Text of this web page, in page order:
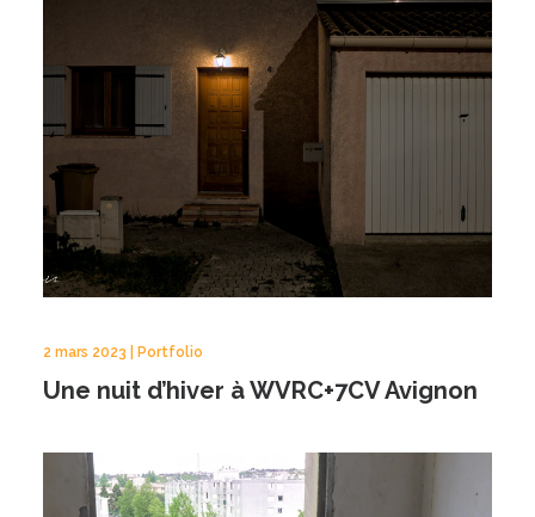
2 mars 2023 | Portfolio
Une nuit d’hiver à WVRC+7CV Avignon